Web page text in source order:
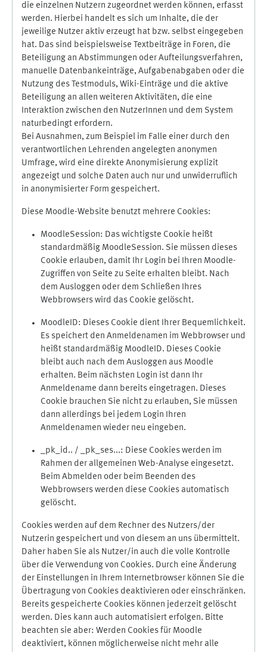
die einzelnen Nutzern zugeordnet werden können, erfasst
werden. Hierbei handelt es sich um Inhalte, die der
jeweilige Nutzer aktiv erzeugt hat bzw. selbst eingegeben
hat. Das sind beispielsweise Textbeiträge in Foren, die
Beteiligung an Abstimmungen oder Aufteilungsverfahren,
manuelle Datenbankeinträge, Aufgabenabgaben oder die
Nutzung des Testmoduls, Wiki-Einträge und die aktive
Beteiligung an allen weiteren Aktivitäten, die eine
Interaktion zwischen den NutzerInnen und dem System
naturbedingt erfordern.
Bei Ausnahmen, zum Beispiel im Falle einer durch den
verantwortlichen Lehrenden angelegten anonymen
Umfrage, wird eine direkte Anonymisierung explizit
angezeigt und solche Daten auch nur und unwiderruflich
in anonymisierter Form gespeichert.
Diese Moodle-Website benutzt mehrere Cookies:
MoodleSession: Das wichtigste Cookie heißt
standardmäßig MoodleSession. Sie müssen dieses
Cookie erlauben, damit Ihr Login bei Ihren Moodle-
Zugriffen von Seite zu Seite erhalten bleibt. Nach
dem Ausloggen oder dem Schließen Ihres
Webbrowsers wird das Cookie gelöscht.
MoodleID: Dieses Cookie dient Ihrer Bequemlichkeit.
Es speichert den Anmeldenamen im Webbrowser und
heißt standardmäßig MoodleID. Dieses Cookie
bleibt auch nach dem Ausloggen aus Moodle
erhalten. Beim nächsten Login ist dann Ihr
Anmeldename dann bereits eingetragen. Dieses
Cookie brauchen Sie nicht zu erlauben, Sie müssen
dann allerdings bei jedem Login Ihren
Anmeldenamen wieder neu eingeben.
_pk_id.. / _pk_ses...: Diese Cookies werden im
Rahmen der allgemeinen Web-Analyse eingesetzt.
Beim Abmelden oder beim Beenden des
Webbrowsers werden diese Cookies automatisch
gelöscht.
Cookies werden auf dem Rechner des Nutzers/der
Nutzerin gespeichert und von diesem an uns übermittelt.
Daher haben Sie als Nutzer/in auch die volle Kontrolle
über die Verwendung von Cookies. Durch eine Änderung
der Einstellungen in Ihrem Internetbrowser können Sie die
Übertragung von Cookies deaktivieren oder einschränken.
Bereits gespeicherte Cookies können jederzeit gelöscht
werden. Dies kann auch automatisiert erfolgen. Bitte
beachten sie aber: Werden Cookies für Moodle
deaktiviert, können möglicherweise nicht mehr alle